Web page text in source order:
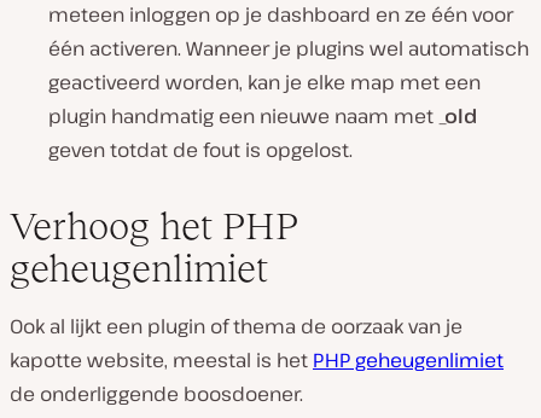
meteen inloggen op je dashboard en ze één voor
één activeren. Wanneer je plugins wel automatisch
geactiveerd worden, kan je elke map met een
plugin handmatig een nieuwe naam met _old
geven totdat de fout is opgelost.
Verhoog het PHP
geheugenlimiet
Ook al lijkt een plugin of thema de oorzaak van je
kapotte website, meestal is het PHP geheugenlimiet
de onderliggende boosdoener.